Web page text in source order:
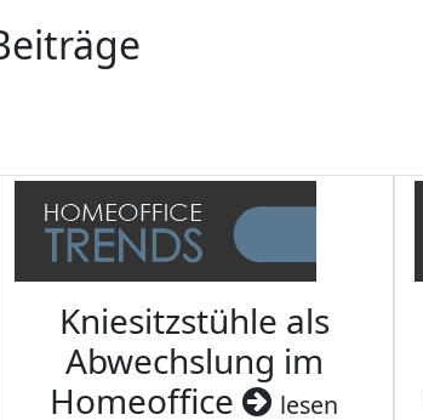
Kniesitzstühle als
Abwechslung im
Homeoffice
lesen